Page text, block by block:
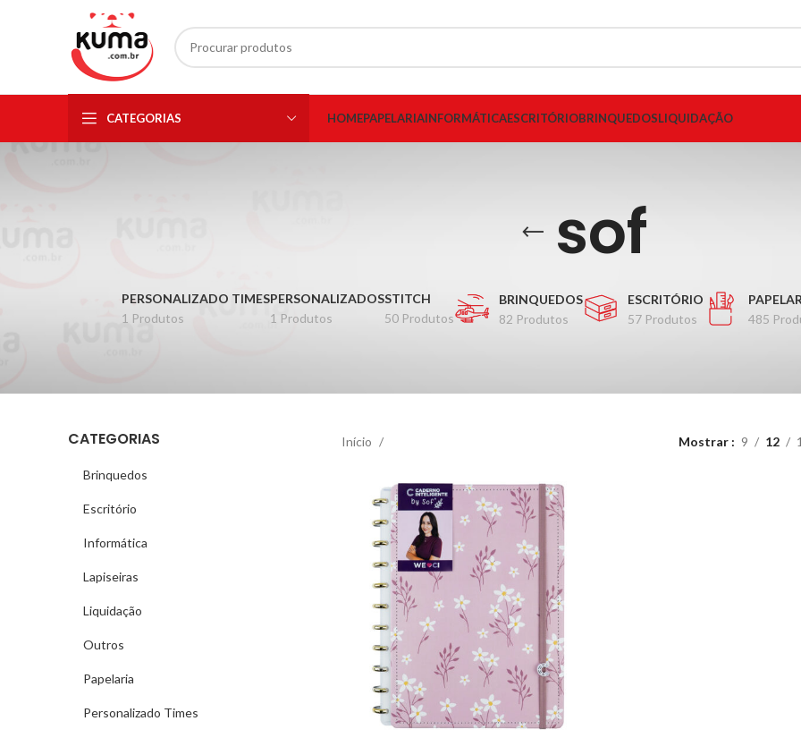
CATEGORIAS HOMEPAPELARIAINFORMÁTICAESCRITÓRIOBRINQUEDOSLIQUIDAÇÃO
sof
PERSONALIZADO TIMES
1 Produtos
PERSONALIZADOS
1 Produtos
STITCH
50 Produtos
BRINQUEDOS
82 Produtos
ESCRITÓRIO
57 Produtos
485
CATEGORIAS
Brinquedos
Escritório
Informática
Lapiseiras
Liquidação
Outros
Papelaria
Personalizado Times
Início Mostrar 9 12